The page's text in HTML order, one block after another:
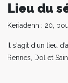
Lieu du
Keriadenn : 20,
Il s'agit d'un lieu
Rennes, Dol et